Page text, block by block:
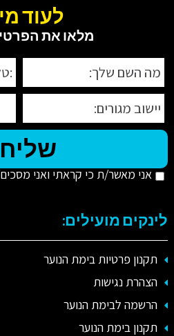
לעוד
מלאו את
אני מאשר/ת כי קראתי ואני
לינקים מועילים:
תקנון פרטיות בימת הנוער
הצהרת נגישות
הרשמה לבימת הנוער
תקנון בימת הנוער